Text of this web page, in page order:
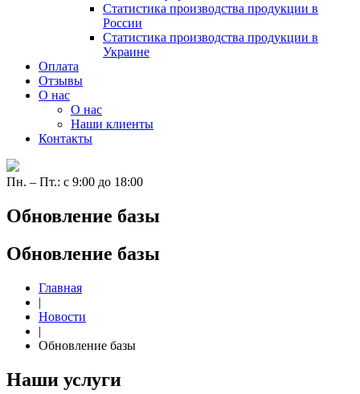
Статистика производства продукции в
России
Статистика производства продукции в
Украине
Оплата
Отзывы
О нас
О нас
Наши клиенты
Контакты
Пн. – Пт.: с 9:00 до 18:00
Обновление базы
Обновление базы
Главная
|
Новости
|
Обновление базы
Наши услуги